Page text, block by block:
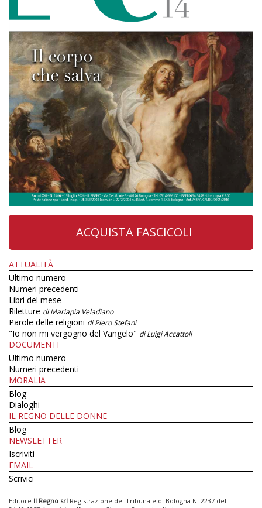
ACQUISTA FASCICOLI
ATTUALITÀ
Ultimo numero
Numeri precedenti
Libri del mese
Riletture di Mariapia Veladiano
Parole delle religioni di Piero Stefani
"Io non mi vergogno del Vangelo" di Luigi Accattoli
DOCUMENTI
Ultimo numero
Numeri precedenti
MORALIA
Blog
Dialoghi
IL REGNO DELLE DONNE
Blog
NEWSLETTER
Iscriviti
EMAIL
Scrivici
Editore Il Regno srl Registrazione del Tribunale di Bologna N. 2237 del